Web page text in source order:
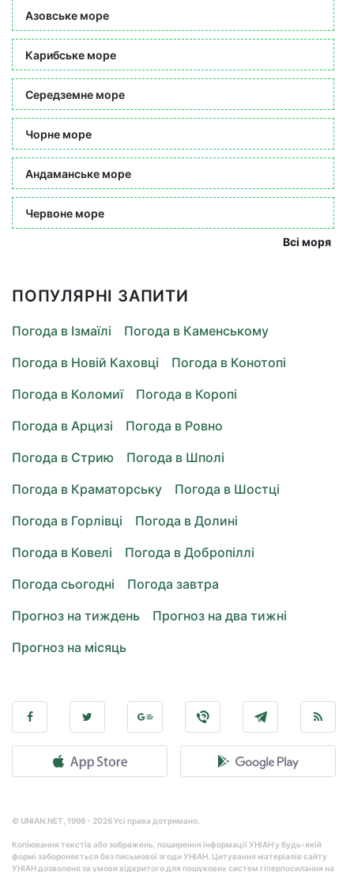
Азовське море
Карибське море
Середземне море
Чорне море
Андаманське море
Червоне море
Всі моря
ПОПУЛЯРНІ ЗАПИТИ
Погода в Ізмаїлі
Погода в Каменському
Погода в Новій Каховці
Погода в Конотопі
Погода в Коломиї
Погода в Коропі
Погода в Арцизі
Погода в Ровно
Погода в Стрию
Погода в Шполі
Погода в Краматорську
Погода в Шостці
Погода в Горлівці
Погода в Долині
Погода в Ковелі
Погода в Добропіллі
Погода сьогодні
Погода завтра
Прогноз на тиждень
Прогноз на два тижні
Прогноз на місяць
© UNIAN.NET, 1998 - 2026 Усі права дотримано.
Копіювання текстів або зображень, поширення інформації УНІАН у будь-якій
формі забороняється без письмової згоди УНІАН. Цитування матеріалів сайту
УНІАН дозволено за умови відкритого для пошукових систем гіперпосилання на